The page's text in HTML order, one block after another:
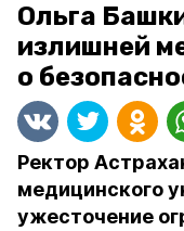
Ольга
излишней
о
Ректор
медицинского
ужесточение